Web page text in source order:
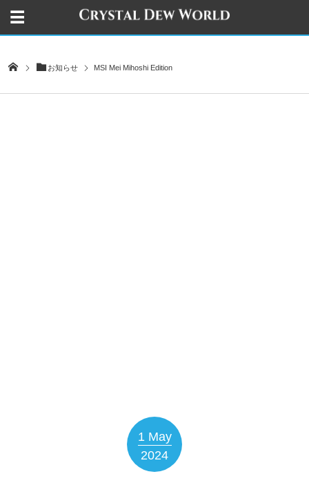
お知らせ MSI Mei Mihoshi Edition
1 May
2024